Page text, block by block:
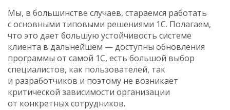
Мы, в большинстве случаев, стараемся работать
с основными типовыми решениями 1С. Полагаем,
что это дает большую устойчивость системе
клиента в дальнейшем — доступны обновления
программы от самой 1С, есть большой выбор
специалистов, как пользователей, так
и разработчиков и поэтому не возникает
критической зависимости организации
от конкретных сотрудников.